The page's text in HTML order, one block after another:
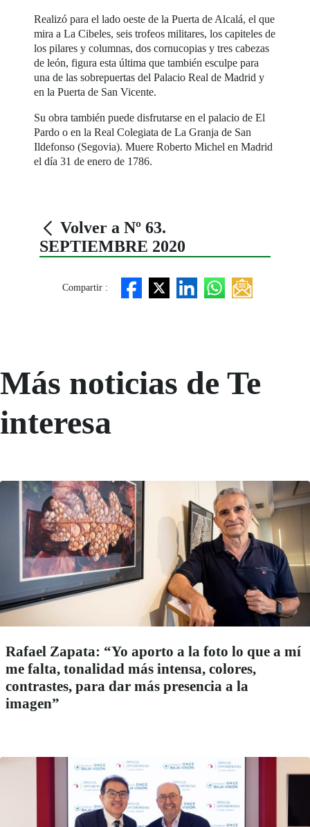
Realizó para el lado oeste de la Puerta de Alcalá, el que
mira a La Cibeles, seis trofeos militares, los capiteles de
los pilares y columnas, dos cornucopias y tres cabezas
de león, figura esta última que también esculpe para
una de las sobrepuertas del Palacio Real de Madrid y
en la Puerta de San Vicente.
Su obra también puede disfrutarse en el palacio de El
Pardo o en la Real Colegiata de La Granja de San
Ildefonso (Segovia). Muere Roberto Michel en Madrid
el día 31 de enero de 1786.
Volver a Nº 63.
SEPTIEMBRE 2020
Compartir :
Más noticias de Te
interesa
Rafael Zapata: “Yo aporto a la foto lo que a mí
me falta, tonalidad más intensa, colores,
contrastes, para dar más presencia a la
imagen”